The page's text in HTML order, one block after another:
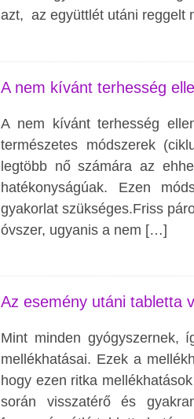
azt, az együttlét utáni reggelt
A nem kívánt terhesség
A nem kívánt terhesség
természetes módszerek
legtöbb nő számára az
hatékonyságúak. Ezen
gyakorlat szükséges.Friss
óvszer, ugyanis a nem […]
Az esemény utáni tabletta
Mint minden gyógyszernek,
mellékhatásai. Ezek a
hogy ezen ritka
során visszatérő és